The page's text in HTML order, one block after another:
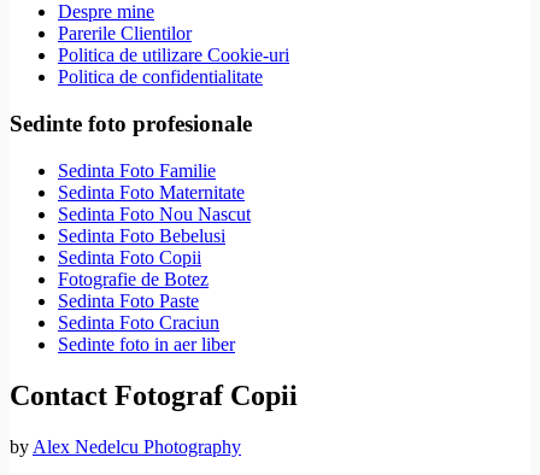
Despre mine
Parerile Clientilor
Politica de utilizare Cookie-uri
Politica de confidentialitate
Sedinte foto profesionale
Sedinta Foto Familie
Sedinta Foto Maternitate
Sedinta Foto Nou Nascut
Sedinta Foto Bebelusi
Sedinta Foto Copii
Fotografie de Botez
Sedinta Foto Paste
Sedinta Foto Craciun
Sedinte foto in aer liber
Contact Fotograf Copii
by Alex Nedelcu Photography